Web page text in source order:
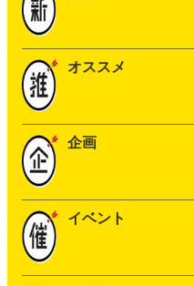
オススメ
企画
イベント